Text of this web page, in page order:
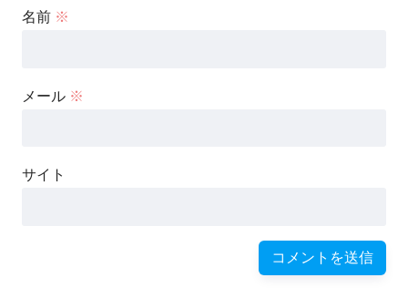
名前 ※
メール ※
サイト